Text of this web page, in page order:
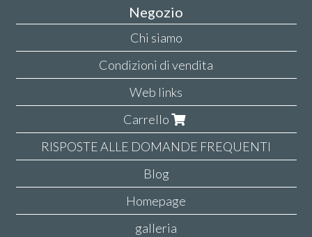
Negozio
Chi siamo
Condizioni di vendita
Web links
Carrello
RISPOSTE ALLE DOMANDE FREQUENTI
Blog
Homepage
galleria